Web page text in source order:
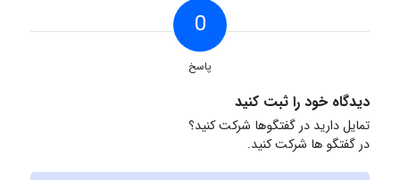
0
پاسخ
دیدگاه خود را ثبت کنید
تمایل دارید در گفتگوها شرکت کنید؟
در گفتگو ها شرکت کنید.